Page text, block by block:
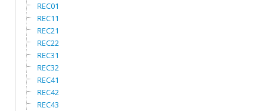
REC01
REC11
REC21
REC22
REC31
REC32
REC41
REC42
REC43